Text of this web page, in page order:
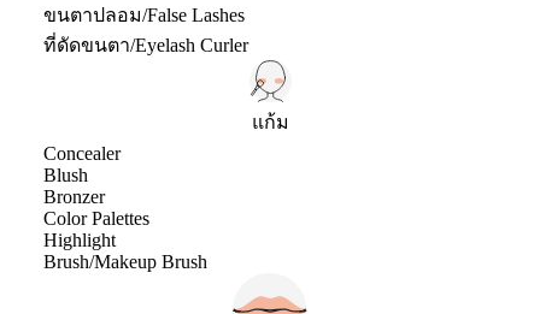
ขนตาปลอม/False Lashes
ที่ดัดขนตา/Eyelash Curler
แก้ม
Concealer
Blush
Bronzer
Color Palettes
Highlight
Brush/Makeup Brush